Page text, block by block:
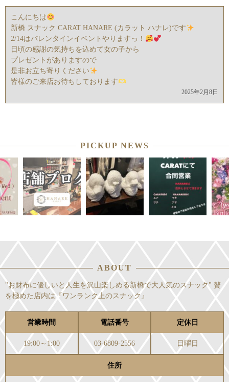
こんにちは
新橋 スナック CARAT HANARE (カラット ハナレ)です
2/14はバレンタインイベントやりますっ！
日頃の感謝の気持ちを込めて女の子から
プレゼントがありますので
是非お立ち寄りください
皆様のご来店お待ちしております
2025年2月8日
PICKUP NEWS
ABOUT
"お財布に優しいと人生を沢山楽しめる新橋で大人気のスナック" 贅
を極めた店内は『ワンランク上のスナック』
営業時間
19:00～1:00
電話番号
03-6809-2556
定休日
日曜日
住所